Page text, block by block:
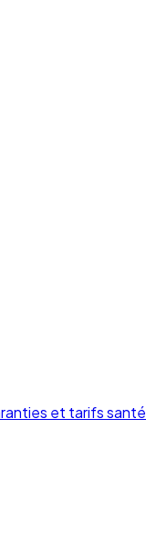
et tarifs santé